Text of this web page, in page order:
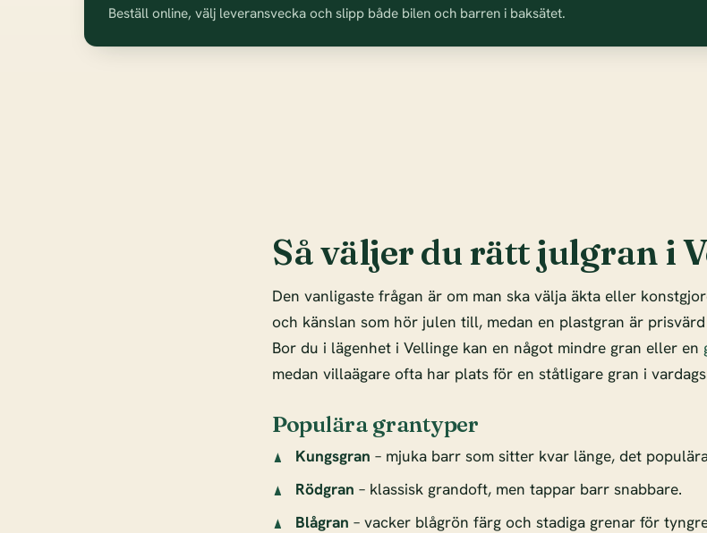
Beställ online, välj leveransvecka och slipp både bilen och barren i baksätet.
Så väljer du rätt julgran i
Den vanligaste frågan är om man ska välja äkta eller
och känslan som hör julen till, medan en plastgran är
Bor du i lägenhet i Vellinge kan en något mindre gran eller en
medan villaägare ofta har plats för en ståtligare gran i
Populära grantyper
Kungsgran – mjuka barr som sitter kvar länge, det
Rödgran – klassisk grandoft, men tappar barr snabbare.
Blågran – vacker blågrön färg och stadiga grenar för